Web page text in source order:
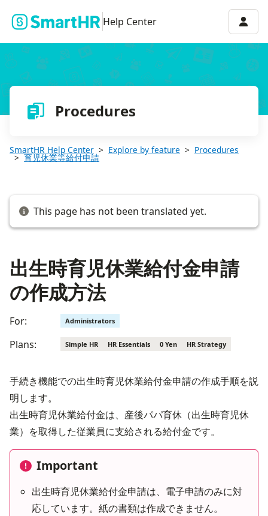
Help Center
Procedures
SmartHR Help Center Explore by feature Procedures
育児休業等給付申請
This page has not been translated yet.
出生時育児休業給付金申請
の作成方法
For: Administrators
Plans: Simple HR HR Essentials 0 Yen HR Strategy
手続き機能での出生時育児休業給付金申請の作成手順を説
明します。
出生時育児休業給付金は、産後パパ育休（出生時育児休
業）を取得した従業員に支給される給付金です。
Important
出生時育児休業給付金申請は、電子申請のみに対
応しています。紙の書類は作成できません。